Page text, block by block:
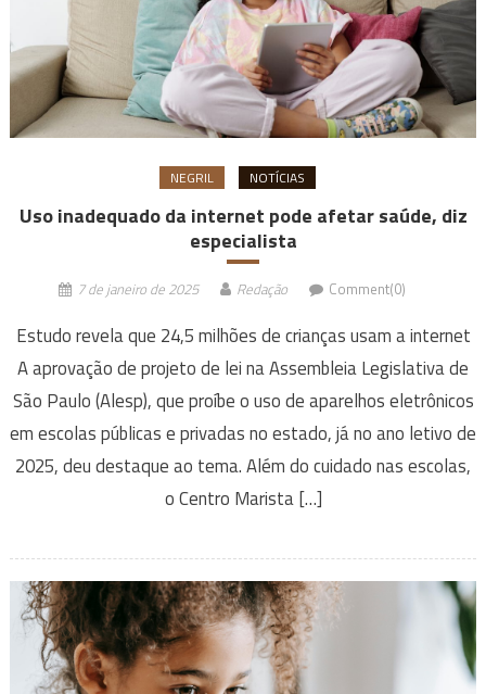
NEGRIL NOTÍCIAS
Uso inadequado da internet pode afetar saúde, diz
especialista
7 de janeiro de 2025 Redação Comment(0)
Estudo revela que 24,5 milhões de crianças usam a internet
A aprovação de projeto de lei na Assembleia Legislativa de
São Paulo (Alesp), que proíbe o uso de aparelhos eletrônicos
em escolas públicas e privadas no estado, já no ano letivo de
2025, deu destaque ao tema. Além do cuidado nas escolas,
o Centro Marista […]